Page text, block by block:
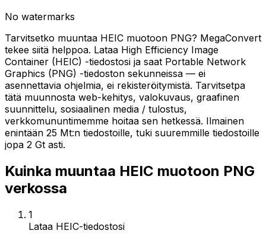
No watermarks
Tarvitsetko muuntaa HEIC muotoon PNG? MegaConvert
tekee siitä helppoa. Lataa High Efficiency Image
Container (HEIC) -tiedostosi ja saat Portable Network
Graphics (PNG) -tiedoston sekunneissa — ei
asennettavia ohjelmia, ei rekisteröitymistä. Tarvitsetpa
tätä muunnosta web-kehitys, valokuvaus, graafinen
suunnittelu, sosiaalinen media / tulostus,
verkkomununtimemme hoitaa sen hetkessä. Ilmainen
enintään 25 Mt:n tiedostoille, tuki suuremmille tiedostoille
jopa 2 Gt asti.
Kuinka muuntaa HEIC muotoon PNG
verkossa
1
Lataa HEIC-tiedostosi